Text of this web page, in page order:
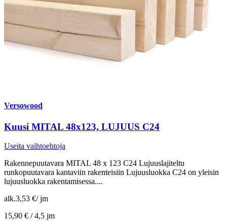
Versowood
Kuusi MITAL 48x123, LUJUUS C24
Useita vaihtoehtoja
Rakennepuutavara MITAL 48 x 123 C24 Lujuuslajiteltu
runkopuutavara kantaviin rakenteisiin Lujuusluokka C24 on yleisin
lujuusluokka rakentamisessa....
alk.3,53 €/ jm
15,90 € /4,5 jm